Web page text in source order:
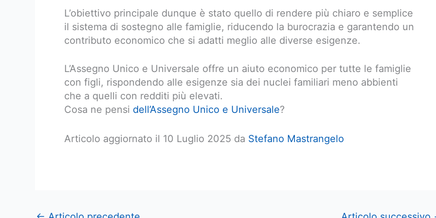
L’obiettivo principale dunque è stato quello di rendere più chiaro e semplice
il sistema di sostegno alle famiglie, riducendo la burocrazia e garantendo un
contributo economico che si adatti meglio alle diverse esigenze.
L’Assegno Unico e Universale offre un aiuto economico per tutte le famiglie
con figli, rispondendo alle esigenze sia dei nuclei familiari meno abbienti
che a quelli con redditi più elevati.
Cosa ne pensi dell’Assegno Unico e Universale?
Articolo aggiornato il 10 Luglio 2025 da Stefano Mastrangelo